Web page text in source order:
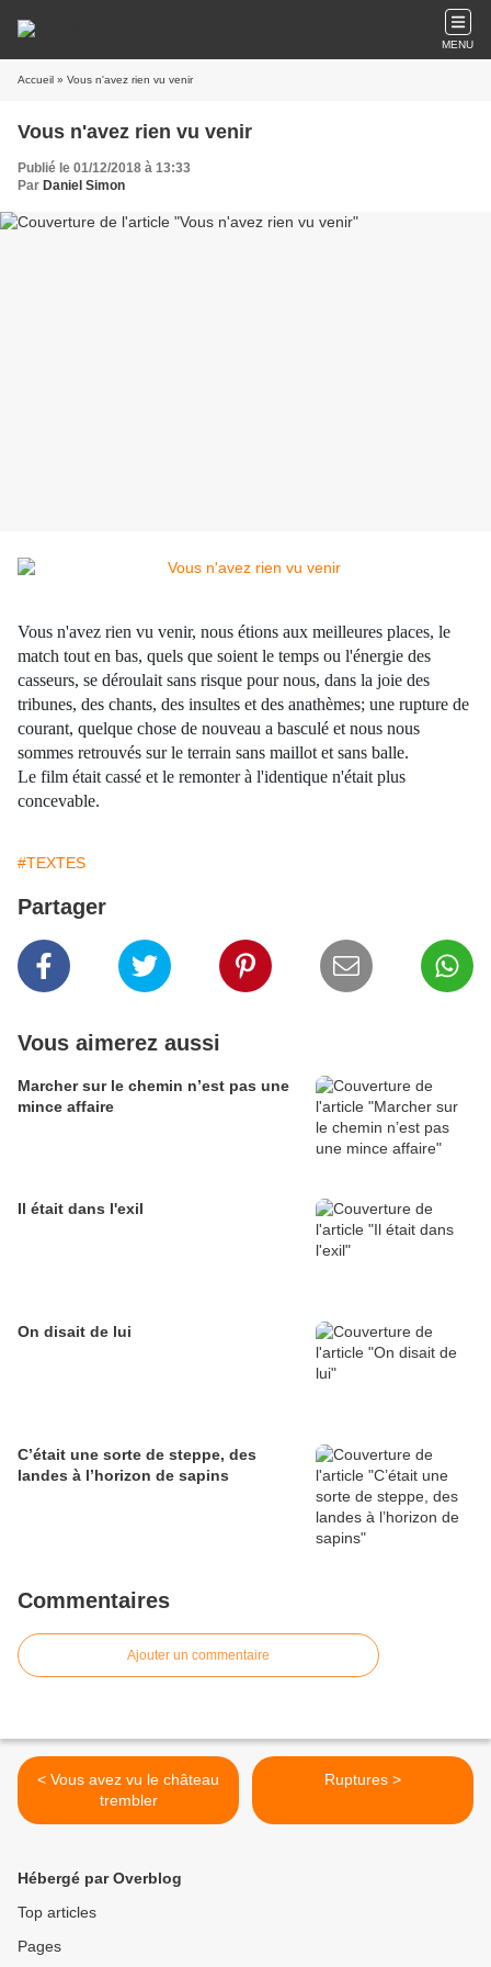
MENU
Accueil » Vous n'avez rien vu venir
Vous n'avez rien vu venir
Publié le 01/12/2018 à 13:33
Par Daniel Simon
Vous n'avez rien vu venir, nous étions aux meilleures places, le
match tout en bas, quels que soient le temps ou l'énergie des
casseurs, se déroulait sans risque pour nous, dans la joie des
tribunes, des chants, des insultes et des anathèmes; une rupture de
courant, quelque chose de nouveau a basculé et nous nous
sommes retrouvés sur le terrain sans maillot et sans balle.
Le film était cassé et le remonter à l'identique n'était plus
concevable.
#TEXTES
Partager
Vous aimerez aussi
Marcher sur le chemin n’est pas une
mince affaire
Il était dans l'exil
On disait de lui
C’était une sorte de steppe, des
landes à l’horizon de sapins
Commentaires
Ajouter un commentaire
< Vous avez vu le château
trembler
Ruptures >
Hébergé par Overblog
Top articles
Pages